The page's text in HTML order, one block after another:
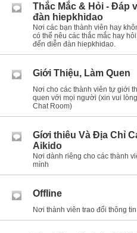
Thắc Mắc & Hỏi - Đáp
đàn hiepkhidao
Nơi các bạn thành viên hay
có thể nêu các thắc mắc hay
đến diễn đàn hiepkhidao.
Giới Thiệu, Làm Quen
Nơi cho các thành viên tự giới
quen với mọi người (xin vui
Chat Room)
Gíơi thiêu Và Địa Chỉ
Aikido
Nơi dành riêng cho các thành
mình
Offline
Nơi thành viên trao đổi thông